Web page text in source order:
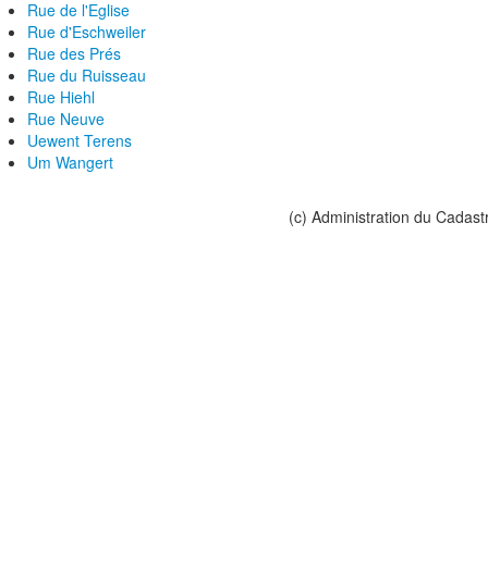
Rue de l'Eglise
Rue d'Eschweiler
Rue des Prés
Rue du Ruisseau
Rue Hiehl
Rue Neuve
Uewent Terens
Um Wangert
(c) Administration du